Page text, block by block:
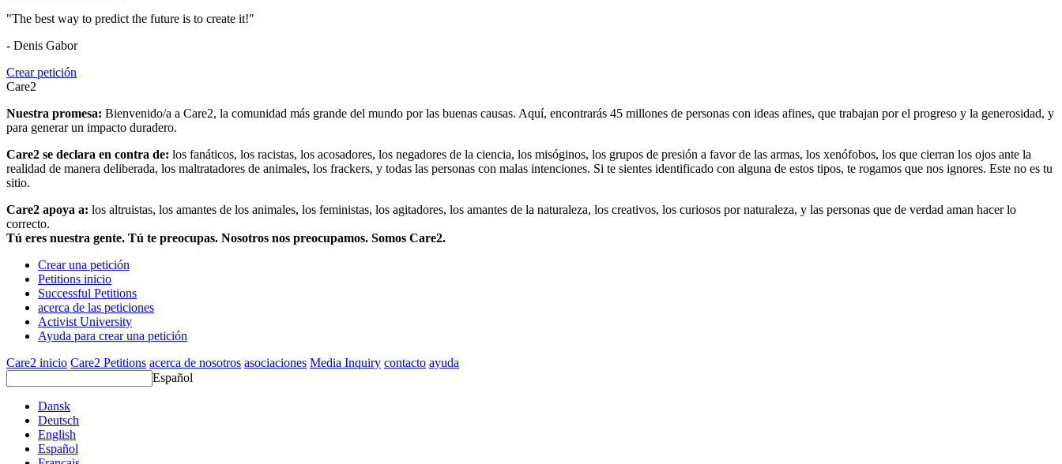
"The best way to predict the future is to create it!"
- Denis Gabor
Crear petición
Care2
Nuestra promesa: Bienvenido/a a Care2, la comunidad más grande del mundo por las buenas causas. Aquí, encontrarás 45 millones de personas con ideas afines, que trabajan por el progreso y la generosidad, y
para generar un impacto duradero.
Care2 se declara en contra de: los fanáticos, los racistas, los acosadores, los negadores de la ciencia, los misóginos, los grupos de presión a favor de las armas, los xenófobos, los que cierran los ojos ante la
realidad de manera deliberada, los maltratadores de animales, los frackers, y todas las personas con malas intenciones. Si te sientes identificado con alguna de estos tipos, te rogamos que nos ignores. Este no es tu
sitio.
Care2 apoya a: los altruistas, los amantes de los animales, los feministas, los agitadores, los amantes de la naturaleza, los creativos, los curiosos por naturaleza, y las personas que de verdad aman hacer lo
correcto.
Tú eres nuestra gente. Tú te preocupas. Nosotros nos preocupamos. Somos Care2.
Crear una petición
Petitions inicio
Successful Petitions
acerca de las peticiones
Activist University
Ayuda para crear una petición
Care2 inicio Care2 Petitions acerca de nosotros asociaciones Media Inquiry contacto ayuda
Español
Dansk
Deutsch
English
Español